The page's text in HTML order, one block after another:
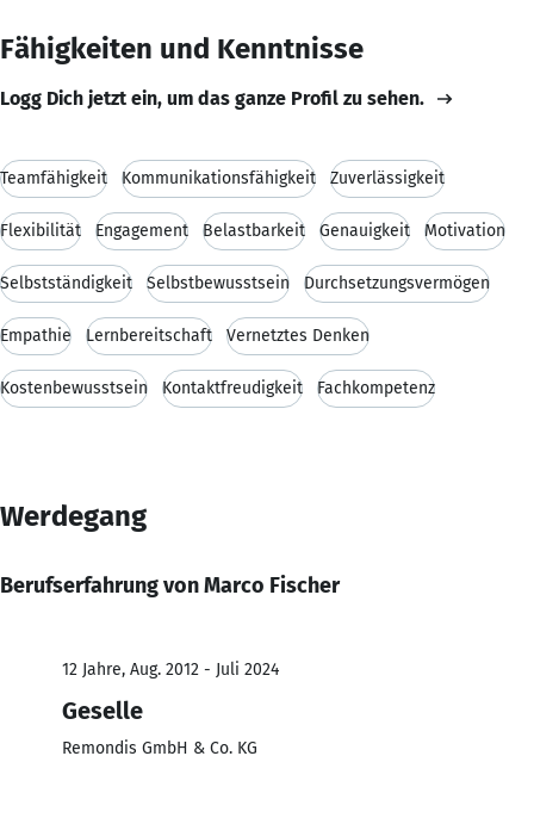
Fähigkeiten und Kenntnisse
Logg Dich jetzt ein, um das ganze Profil zu sehen.
Teamfähigkeit Kommunikationsfähigkeit Zuverlässigkeit
Flexibilität Engagement Belastbarkeit Genauigkeit Motivation
Selbstständigkeit Selbstbewusstsein Durchsetzungsvermögen
Empathie Lernbereitschaft Vernetztes Denken
Kostenbewusstsein Kontaktfreudigkeit Fachkompetenz
Werdegang
Berufserfahrung von Marco Fischer
12 Jahre, Aug. 2012 - Juli 2024
Geselle
Remondis GmbH & Co. KG